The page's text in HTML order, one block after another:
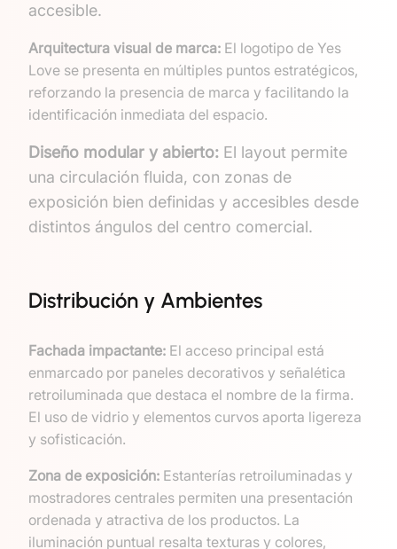
accesible.
Arquitectura visual de marca: El logotipo de Yes
Love se presenta en múltiples puntos estratégicos,
reforzando la presencia de marca y facilitando la
identificación inmediata del espacio.
Diseño modular y abierto: El layout permite
una circulación fluida, con zonas de
exposición bien definidas y accesibles desde
distintos ángulos del centro comercial.
Distribución y Ambientes
Fachada impactante: El acceso principal está
enmarcado por paneles decorativos y señalética
retroiluminada que destaca el nombre de la firma.
El uso de vidrio y elementos curvos aporta ligereza
y sofisticación.
Zona de exposición: Estanterías retroiluminadas y
mostradores centrales permiten una presentación
ordenada y atractiva de los productos. La
iluminación puntual resalta texturas y colores,